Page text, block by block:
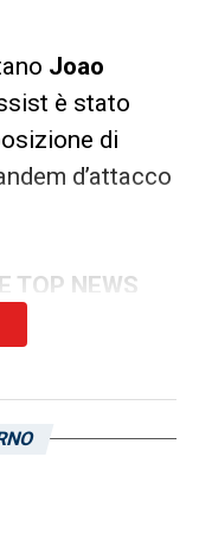
Joao
è stato
di
d’attacco
TOP NEWS